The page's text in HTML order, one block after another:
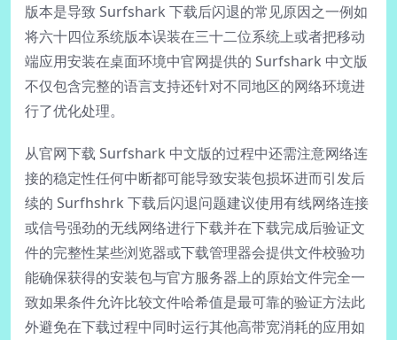
版本是导致 Surfshark 下载后闪退的常见原因之一例如
将六十四位系统版本误装在三十二位系统上或者把移动
端应用安装在桌面环境中官网提供的 Surfshark 中文版
不仅包含完整的语言支持还针对不同地区的网络环境进
行了优化处理。
从官网下载 Surfshark 中文版的过程中还需注意网络连
接的稳定性任何中断都可能导致安装包损坏进而引发后
续的 Surfhshrk 下载后闪退问题建议使用有线网络连接
或信号强劲的无线网络进行下载并在下载完成后验证文
件的完整性某些浏览器或下载管理器会提供文件校验功
能确保获得的安装包与官方服务器上的原始文件完全一
致如果条件允许比较文件哈希值是最可靠的验证方法此
外避免在下载过程中同时运行其他高带宽消耗的应用如